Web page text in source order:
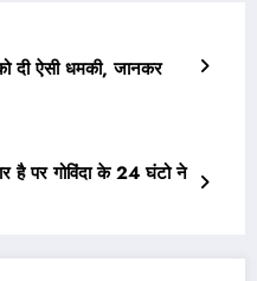
दी ऐसी धमकी, जानकर
है पर गोविंदा के 24 घंटो ने